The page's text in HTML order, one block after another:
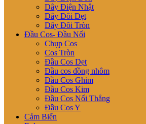
Dây Điện Nhật
Dây Đôi Dẹt
Dây Đôi Tròn
Đầu Cos- Đầu Nối
Chụp Cos
Cos Tròn
Đầu Cos Dẹt
Đầu cos đồng nhôm
Đầu Cos Ghim
Đầu Cos Kim
Đầu Cos Nối Thẳng
Đầu Cos Y
Cảm Biến